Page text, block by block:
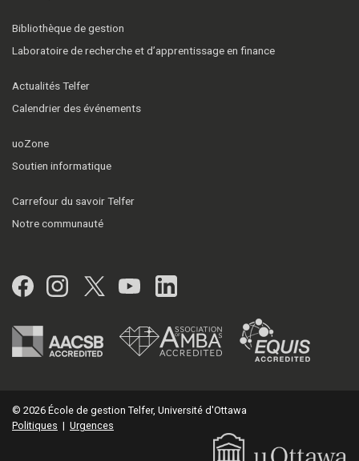
Bibliothèque de gestion
Laboratoire de recherche et d’apprentissage en finance
Actualités Telfer
Calendrier des événements
uoZone
Soutien informatique
Carrefour du savoir Telfer
Notre communauté
Facebook
Instagram
Twitter
YouTubeLinkedIn
© 2026 École de gestion Telfer, Université d'Ottawa
Politiques | Urgences